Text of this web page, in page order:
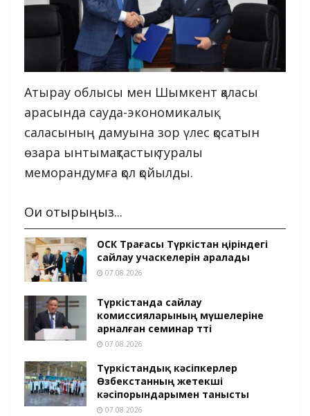
Атырау облысы мен Шымкент қаласы
арасында сауда-экономикалық
саласының дамуына зор үлес қосатын
өзара ынтымақтастық туралы
меморандумға қол қойылды.
Оқи отырыңыз...
ОСК Төрағасы Түркістан өңіріндегі
сайлау учаскелерін аралады
07.08.2026
Түркістанда сайлау
комиссияларының мүшелеріне
арналған семинар өтті
07.08.2026
Түркістандық кәсіпкерлер
Өзбекстанның жетекші
кәсіпорындарымен танысты
07.08.2026